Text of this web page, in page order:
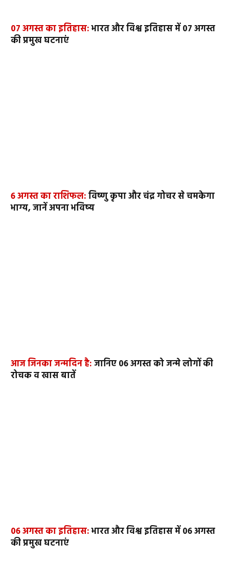
07 अगस्त का इतिहास:भारत और विश्व इतिहास में 07 अगस्त
की प्रमुख घटनाएं
6 अगस्त का राशिफल:विष्णु कृपा और चंद्र गोचर से चमकेगा
भाग्य, जानें अपना भविष्य
आज जिनका जन्मदिन है:जानिए 06 अगस्त को जन्मे लोगों की
रोचक व खास बातें
06 अगस्त का इतिहास:भारत और विश्व इतिहास में 06 अगस्त
की प्रमुख घटनाएं